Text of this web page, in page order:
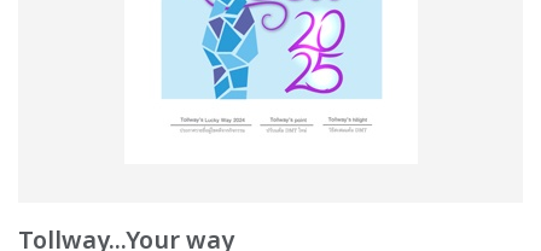
Tollway...Your way